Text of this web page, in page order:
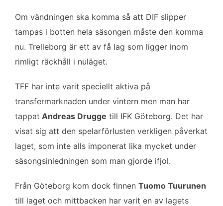
Om vändningen ska komma så att DIF slipper
tampas i botten hela säsongen måste den komma
nu. Trelleborg är ett av få lag som ligger inom
rimligt räckhåll i nuläget.
TFF har inte varit speciellt aktiva på
transfermarknaden under vintern men man har
tappat Andreas Drugge till IFK Göteborg. Det har
visat sig att den spelarförlusten verkligen påverkat
laget, som inte alls imponerat lika mycket under
säsongsinledningen som man gjorde ifjol.
Från Göteborg kom dock finnen Tuomo Tuurunen
till laget och mittbacken har varit en av lagets